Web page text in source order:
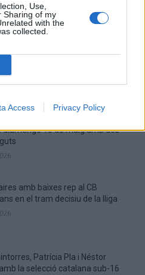
Use,
Sharing of my
with the
collected.
Access Privacy Policy
Sèries Terres de l’Ebre
diumenge 10 de maig amb dos
amb baixes rep al CB
en el tram decisiu de la lliga
Patrícia Pla i Néstor
la selecció catalana sub-16